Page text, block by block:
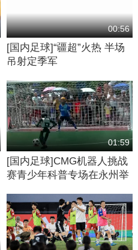
00:56
[国内足球]“疆超”火热 半场
吊射定季军
01:59
[国内足球]CMG机器人挑战
赛青少年科普专场在永州举